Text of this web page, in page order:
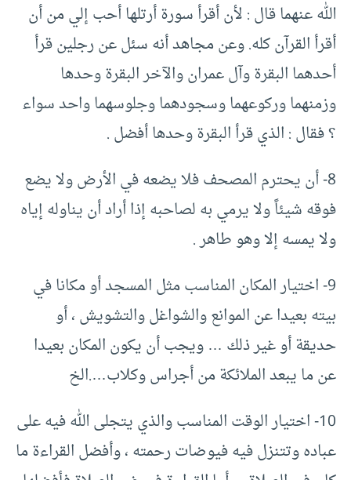
الله عنهما قال : لأن أقرأ سورة أرتلها أحب إلي من أن
أقرأ القرآن كله. وعن مجاهد أنه سئل عن رجلين قرأ
أحدهما البقرة وآل عمران والآخر البقرة وحدها
وزمنهما وركوعهما وسجودهما وجلوسهما واحد سواء
؟ فقال : الذي قرأ البقرة وحدها أفضل .
8- أن يحترم المصحف فلا يضعه في الأرض ولا يضع
فوقه شيئاً ولا يرمي به لصاحبه إذا أراد أن يناوله إياه
ولا يمسه إلا وهو طاهر .
9- اختيار المكان المناسب مثل المسجد أو مكانا في
بيته بعيدا عن الموانع والشواغل والتشويش ، أو
حديقة أو غير ذلك … ويجب أن يكون المكان بعيدا
عن ما يبعد الملائكة من أجراس وكلاب….الخ
10- اختيار الوقت المناسب والذي يتجلى الله فيه على
عباده وتتنزل فيه فيوضات رحمته ، وأفضل القراءة ما